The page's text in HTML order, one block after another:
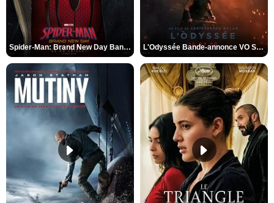
Spider-Man: Brand New Day Bande-annonce VO STFR L'Odyssée Bande-annonce VO STFR